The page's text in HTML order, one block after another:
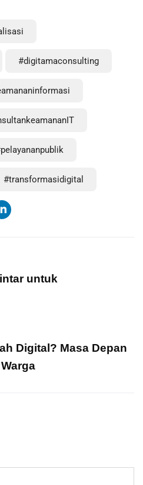
#digitamaconsulting
#transformasidigital
untuk
Digital? Masa Depan